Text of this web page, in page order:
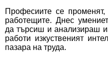
Професиите се
работещите. Днес
да търсиш и анализираш
работи изкуственият
пазара на труда.